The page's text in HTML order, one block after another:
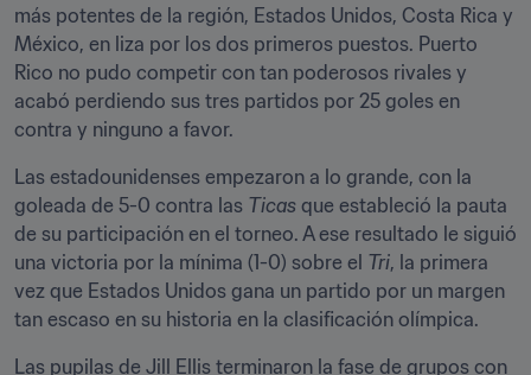
más potentes de la región, Estados Unidos, Costa Rica y
México, en liza por los dos primeros puestos. Puerto
Rico no pudo competir con tan poderosos rivales y
acabó perdiendo sus tres partidos por 25 goles en
contra y ninguno a favor.
Las estadounidenses empezaron a lo grande, con la
goleada de 5-0 contra las Ticas que estableció la pauta
de su participación en el torneo. A ese resultado le siguió
una victoria por la mínima (1-0) sobre el Tri, la primera
vez que Estados Unidos gana un partido por un margen
tan escaso en su historia en la clasificación olímpica.
Las pupilas de Jill Ellis terminaron la fase de grupos con